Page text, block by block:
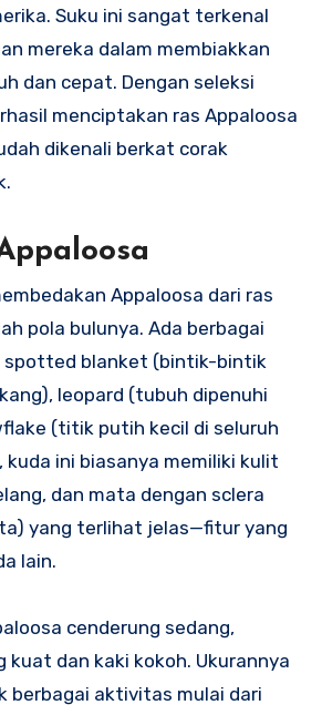
Suku ini sangat terkenal
mereka dalam membiakkan
dan cepat. Dengan seleksi
menciptakan ras Appaloosa
dikenali berkat corak
Appaloosa dari ras
pola bulunya. Ada berbagai
spotted blanket (bintik-bintik
leopard (tubuh dipenuhi
(titik putih kecil di seluruh
kuda ini biasanya memiliki kulit
dan mata dengan sclera
yang terlihat jelas—fitur yang
lain.
cenderung sedang,
kuat dan kaki kokoh. Ukurannya
berbagai aktivitas mulai dari